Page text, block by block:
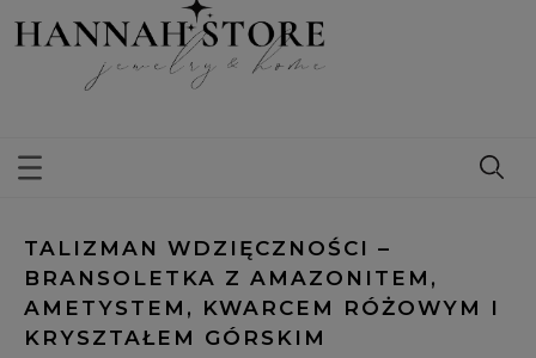
TALIZMAN WDZIĘCZNOŚCI –
BRANSOLETKA Z AMAZONITEM,
AMETYSTEM, KWARCEM RÓŻOWYM I
KRYSZTAŁEM GÓRSKIM